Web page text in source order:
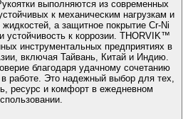
выполняются из современных
к механическим нагрузкам и
а защитное покрытие Cr-Ni
устойчивость к коррозии. THORVIK™
инструментальных предприятиях в
включая Тайвань, Китай и Индию.
благодаря удачному сочетанию
работе. Это надежный выбор для тех,
ресурс и комфорт в ежедневном